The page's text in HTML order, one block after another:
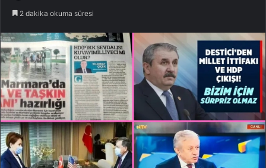
2 dakika okuma süresi